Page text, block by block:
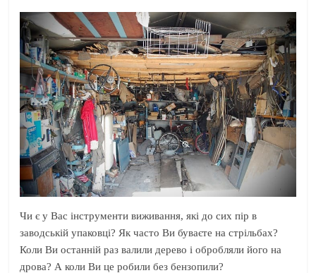
Чи є у Вас інструменти виживання, які до сих пір в
заводській упаковці? Як часто Ви буваєте на стрільбах?
Коли Ви останній раз валили дерево і обробляли його на
дрова? А коли Ви це робили без бензопили?